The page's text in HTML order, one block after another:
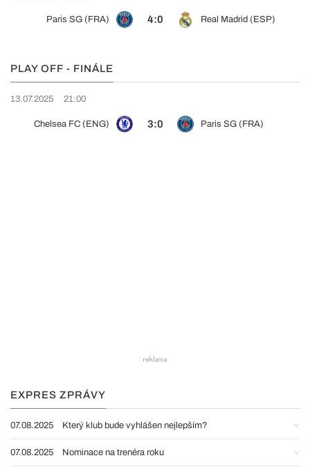
Paris SG (FRA) 4:0 Real Madrid (ESP)
PLAY OFF - FINÁLE
13.07.2025 21:00
Chelsea FC (ENG) 3:0 Paris SG (FRA)
EXPRES ZPRÁVY
07.08.2025 Který klub bude vyhlášen nejlepším?
07.08.2025 Nominace na trenéra roku